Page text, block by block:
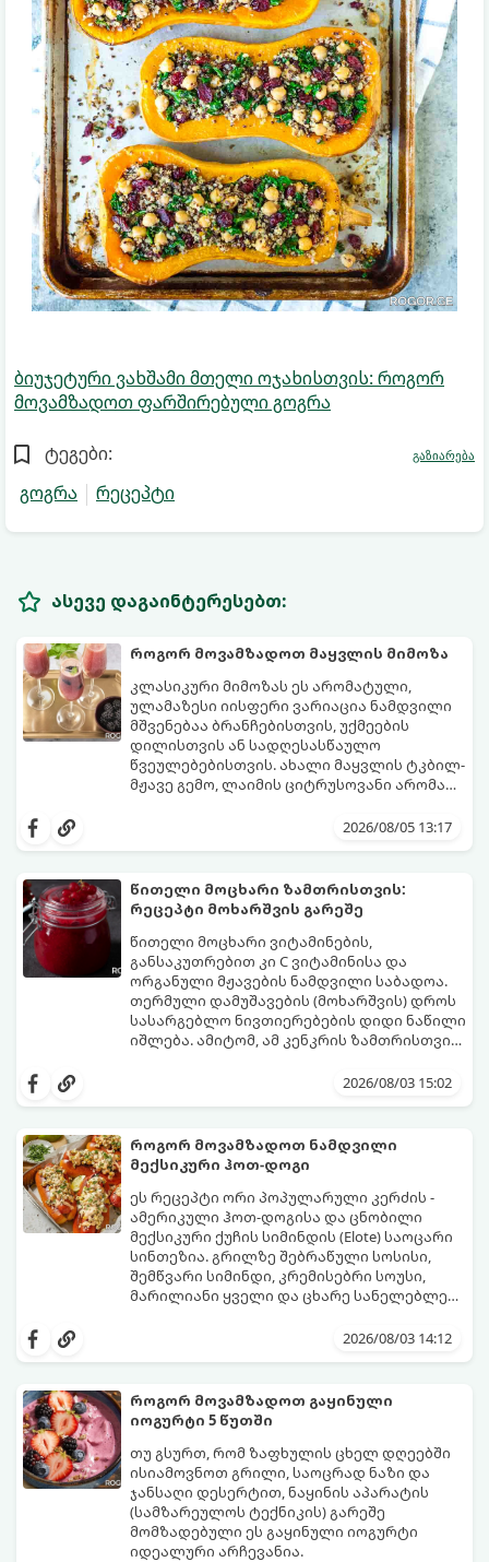
ბიუჯეტური ვახშამი მთელი ოჯახისთვის: როგორ
მოვამზადოთ ფარშირებული გოგრა
ტეგები:
გოგრა
რეცეპტი
გაზიარება
ასევე დაგაინტერესებთ:
როგორ მოვამზადოთ მაყვლის მიმოზა
კლასიკური მიმოზას ეს არომატული,
ულამაზესი იისფერი ვარიაცია ნამდვილი
მშვენებაა ბრანჩებისთვის, უქმეების
დილისთვის ან სადღესასწაულო
წვეულებებისთვის. ახალი მაყვლის ტკბილ-
მჟავე გემო, ლაიმის ციტრუსოვანი არომატი
საოცრად დახვეწილ და მაგრილებელ
და მის მომზადებას მინიმალური
პორცია
2026/08/05 13:17
წითელი მოცხარი ზამთრისთვის:
რეცეპტი მოხარშვის გარეშე
წითელი მოცხარი ვიტამინების,
განსაკუთრებით კი C ვიტამინისა და
ორგანული მჟავების ნამდვილი საბადოა.
თერმული დამუშავების (მოხარშვის) დროს
სასარგებლო ნივთიერებების დიდი ნაწილი
იშლება. ამიტომ, ამ კენკრის ზამთრისთვის
მომზადებაა - მოხარშვის გარეშე.
ბუნებრივ, კაშკაშა გემოს, არომატს და
2026/08/03 15:02
როგორ მოვამზადოთ ნამდვილი
მექსიკური ჰოთ-დოგი
ეს რეცეპტი ორი პოპულარული კერძის -
ამერიკული ჰოთ-დოგისა და ცნობილი
მექსიკური ქუჩის სიმინდის (Elote) საოცარი
სინთეზია. გრილზე შებრაწული სოსისი,
შემწვარი სიმინდი, კრემისებრი სოუსი,
მარილიანი ყველი და ცხარე სანელებლები
წვეულებებისთვის, ბარბექიუსთვის ან
მომზადების დრო: 15 წუთი
ულუფა: 8 პორცია
2026/08/03 14:12
როგორ მოვამზადოთ გაყინული
იოგურტი 5 წუთში
თუ გსურთ, რომ ზაფხულის ცხელ დღეებში
ისიამოვნოთ გრილი, საოცრად ნაზი და
ჯანსაღი დესერტით, ნაყინის აპარატის
(სამზარეულოს ტექნიკის) გარეშე
მომზადებული ეს გაყინული იოგურტი
იდეალური არჩევანია.